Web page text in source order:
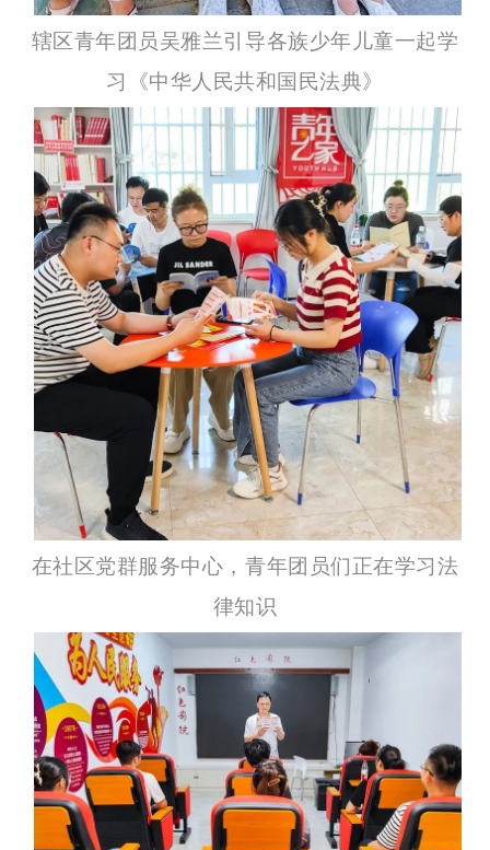
辖区青年团员吴雅兰引导各族少年儿童一起学
习《中华人民共和国民法典》
在社区党群服务中心，青年团员们正在学习法
律知识